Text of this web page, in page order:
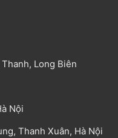
Long Biên
Nội
Thanh Xuân, Hà Nội